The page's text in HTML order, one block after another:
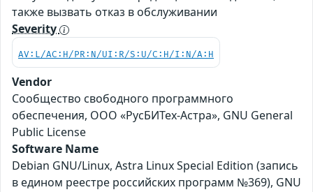
также вызвать отказ в обслуживании
Severity
AV:L/AC:H/PR:N/UI:R/S:U/C:H/I:N/A:H
Vendor
Сообщество свободного программного
обеспечения, ООО «РусБИТех-Астра», GNU General
Public License
Software Name
Debian GNU/Linux, Astra Linux Special Edition (запись
в едином реестре российских программ №369), GNU